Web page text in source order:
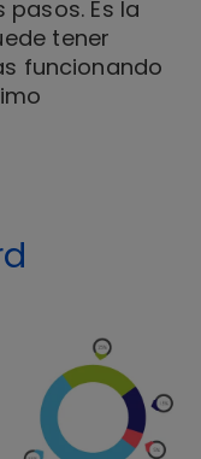
Es la
tener
funcionando